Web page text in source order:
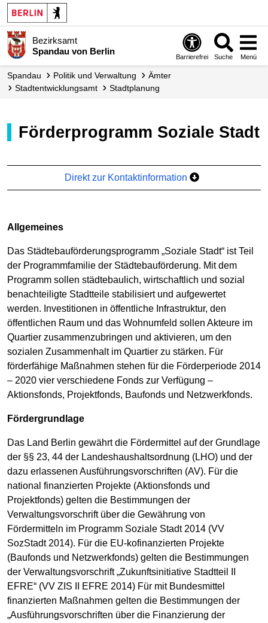
Bezirksamt
Spandau von Berlin
Barrierefrei Suche Menü
Spandau Politik und Verwaltung
Ämter
Stadt­entwicklungs­amt
Stadtplanung
Förderprogramm Soziale Stadt
Direkt zur Kontaktinformation
Allgemeines
Das Städtebauförderungsprogramm „Soziale Stadt“ ist Teil
der Programmfamilie der Städtebauförderung. Mit dem
Programm sollen städtebaulich, wirtschaftlich und sozial
benachteiligte Stadtteile stabilisiert und aufgewertet
werden. Investitionen in öffentliche Infrastruktur, den
öffentlichen Raum und das Wohnumfeld sollen Akteure im
Quartier zusammenzubringen und aktivieren, um den
sozialen Zusammenhalt im Quartier zu stärken. Für
förderfähige Maßnahmen stehen für die Förderperiode 2014
– 2020 vier verschiedene Fonds zur Verfügung –
Aktionsfonds, Projektfonds, Baufonds und Netzwerkfonds.
Fördergrundlage
Das Land Berlin gewährt die Fördermittel auf der Grundlage
der §§ 23, 44 der Landeshaushaltsordnung (LHO) und der
dazu erlassenen Ausführungsvorschriften (AV). Für die
national finanzierten Projekte (Aktionsfonds und
Projektfonds) gelten die Bestimmungen der
Verwaltungsvorschrift über die Gewährung von
Fördermitteln im Programm Soziale Stadt 2014 (VV
SozStadt 2014). Für die EU-kofinanzierten Projekte
(Baufonds und Netzwerkfonds) gelten die Bestimmungen
der Verwaltungsvorschrift „Zukunftsinitiative Stadtteil II
EFRE“ (VV ZIS II EFRE 2014) Für mit Bundesmittel
finanzierten Maßnahmen gelten die Bestimmungen der
„Ausführungsvorschriften über die Finanzierung der